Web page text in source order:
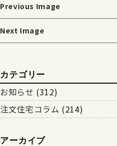
Previous Image
Next Image
カテゴリー
お知らせ (312)
注文住宅コラム (214)
アーカイブ